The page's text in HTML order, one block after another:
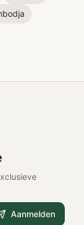
Aanmelden